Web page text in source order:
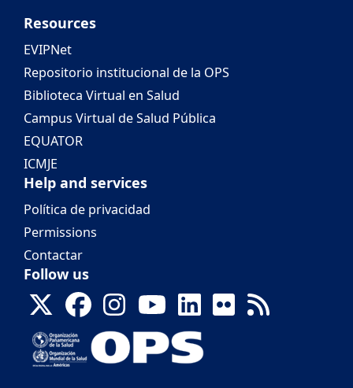
Resources
EVIPNet
Repositorio institucional de la OPS
Biblioteca Virtual en Salud
Campus Virtual de Salud Pública
EQUATOR
ICMJE
Help and services
Política de privacidad
Permissions
Contactar
Follow us